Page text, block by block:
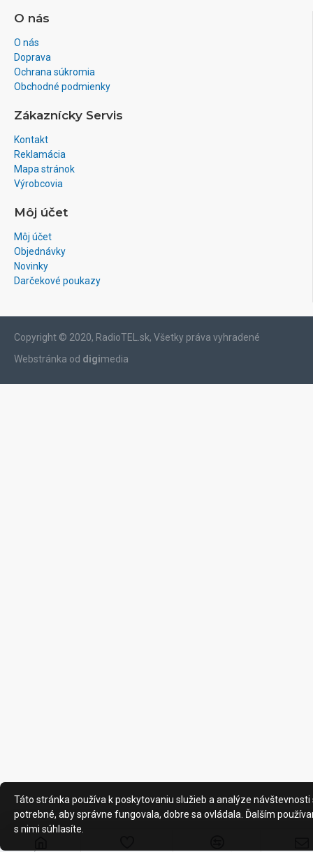
O nás
O nás
Doprava
Ochrana súkromia
Obchodné podmienky
Zákaznícky Servis
Kontakt
Reklamácia
Mapa stránok
Výrobcovia
Môj účet
Môj účet
Objednávky
Novinky
Darčekové poukazy
Copyright © 2020, RadioTEL.sk, Všetky práva vyhradené
Webstránka od digimedia
Táto stránka používa k poskytovaniu služieb a analýze návštevnosti
potrebné, aby správne fungovala, dobre sa ovládala. Ďalším
s nimi súhlasíte.